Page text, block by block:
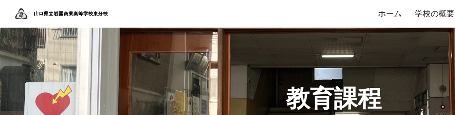
Skip to navigation
ホーム 学校の概要
教育課程